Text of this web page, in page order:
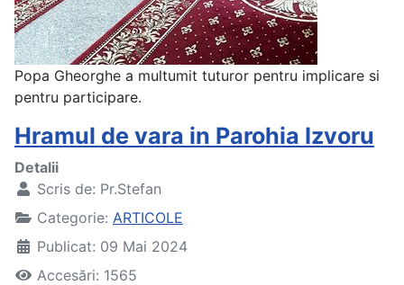
Popa Gheorghe a multumit tuturor pentru implicare si
pentru participare.
Hramul de vara in Parohia Izvoru
Detalii
Scris de: Pr.Stefan
Categorie: ARTICOLE
Publicat: 09 Mai 2024
Accesări: 1565